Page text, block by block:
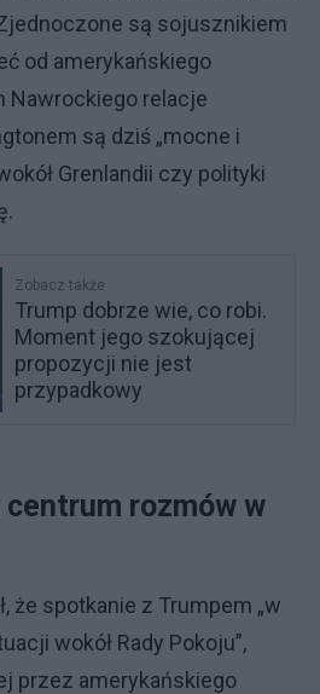
są sojusznikiem
od amerykańskiego
Nawrockiego relacje
są dziś „mocne i
Grenlandii czy polityki
Zobacz także
Trump dobrze wie, co robi.
Moment jego szokującej
propozycji nie jest
przypadkowy
centrum rozmów w
że spotkanie z Trumpem „w
wokół Rady Pokoju”,
przez amerykańskiego